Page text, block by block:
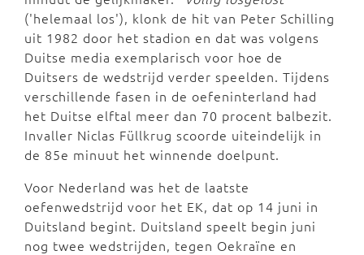
('helemaal los'), klonk de hit van Peter Schilling
uit 1982 door het stadion en dat was volgens
Duitse media exemplarisch voor hoe de
Duitsers de wedstrijd verder speelden. Tijdens
verschillende fasen in de oefeninterland had
het Duitse elftal meer dan 70 procent balbezit.
Invaller Niclas Füllkrug scoorde uiteindelijk in
de 85e minuut het winnende doelpunt.
Voor Nederland was het de laatste
oefenwedstrijd voor het EK, dat op 14 juni in
Duitsland begint. Duitsland speelt begin juni
nog twee wedstrijden, tegen Oekraïne en